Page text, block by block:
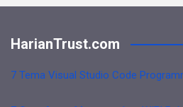
HarianTrust.com
7 Tema Visual Studio Code